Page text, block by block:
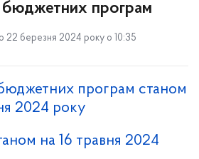
програм
22 березня 2024 року о 10:35
програм станом
2024 року
на 16 травня 2024